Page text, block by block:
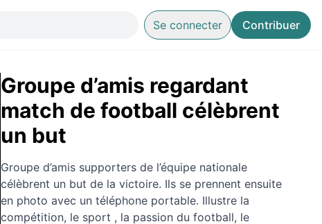
Se connecter Contribuer
Groupe d’amis regardant
match de football célèbrent
un but
Groupe d’amis supporters de l’équipe nationale
célèbrent un but de la victoire. Ils se prennent ensuite
en photo avec un téléphone portable. Illustre la
compétition, le sport , la passion du football, le